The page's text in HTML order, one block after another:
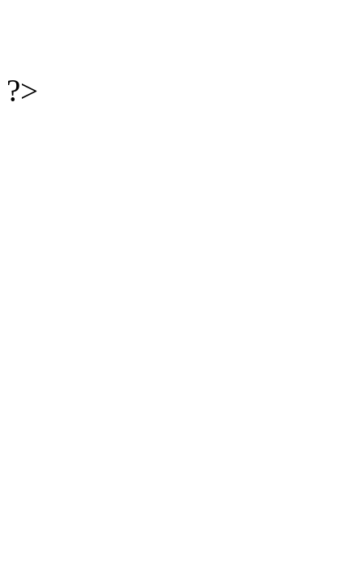
?>